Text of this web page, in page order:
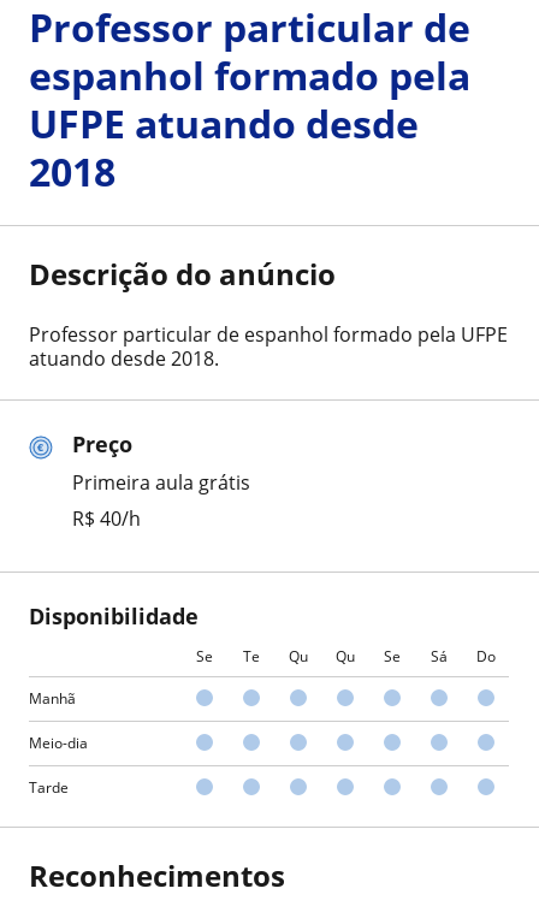
Preço
Primeira aula grátis
R$ 40/h
Disponibilidade
Se Te Qu Qu Se Sá Do
Manhã
Meio-dia
Tarde
Professor particular de
espanhol formado pela
UFPE atuando desde
2018
Descrição do anúncio
Professor particular de espanhol formado pela UFPE
atuando desde 2018.
Reconhecimentos